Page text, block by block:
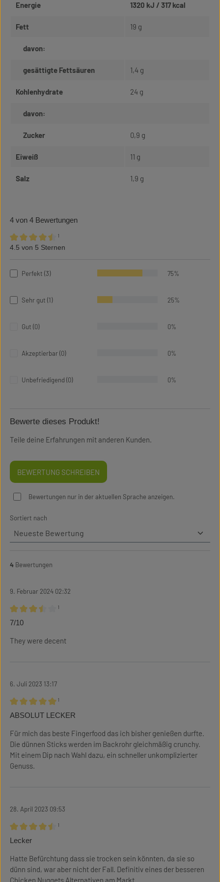
Energie 1320 kJ / 317 kcal
Fett 19 g
davon:
gesättigte Fettsäuren 1,4 g
Kohlenhydrate 24 g
davon:
Zucker 0,9 g
Eiweiß 11 g
Salz 1,9 g
4 von 4 Bewertungen
Durchschnittliche Bewertung von 4.5 von 5 Sternen
¹
4.5 von 5 Sternen
Perfekt (3) 75%
Sehr gut (1) 25%
Gut (0) 0%
Akzeptierbar (0) 0%
Unbefriedigend (0) 0%
Bewerte dieses Produkt!
Teile deine Erfahrungen mit anderen Kunden.
BEWERTUNG SCHREIBEN
Bewertungen nur in der aktuellen Sprache anzeigen.
Sortiert nach
4 Bewertungen
9. Februar 2024 02:32
Bewertung mit 3.5 von 5 Sternen
¹
7/10
They were decent
6. Juli 2023 13:17
Bewertung mit 5 von 5 Sternen
¹
ABSOLUT LECKER
Für mich das beste Fingerfood das ich bisher genießen durfte.
Die dünnen Sticks werden im Backrohr gleichmäßig crunchy.
Mit einem Dip nach Wahl dazu, ein schneller unkomplizierter
Genuss.
28. April 2023 09:53
Bewertung mit 4.5 von 5 Sternen
¹
Lecker
Hatte Befürchtung dass sie trocken sein könnten, da sie so
dünn sind, war aber nicht der Fall. Definitiv eines der besseren
Chicken Nuggets Alternativen am Markt.